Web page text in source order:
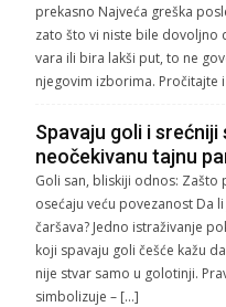
prekasno Najveća greška
zato što vi niste bile dovoljno
vara ili bira lakši put, to ne
njegovim izborima. Pročitajte
Spavaju goli i
neočekivanu tajnu
Goli san, bliskiji odnos:
osećaju veću povezanost Da
čaršava? Jedno istraživanje
koji spavaju goli češće kažu
nije stvar samo u golotinji.
simbolizuje – […]